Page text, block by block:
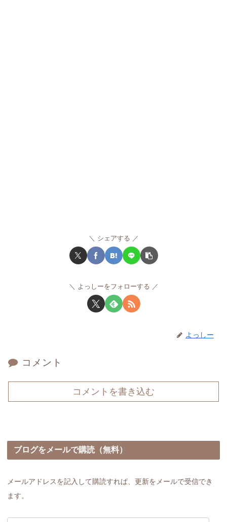
シェアする
よっしーをフォローする
よっしー
コメント
コメントを書き込む
ブログをメールで購読（無料）
メールアドレスを記入して購読すれば、更新をメールで受信でき
ます。